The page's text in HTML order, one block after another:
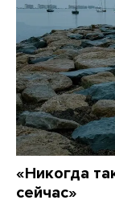
«Никогда
сейчас»